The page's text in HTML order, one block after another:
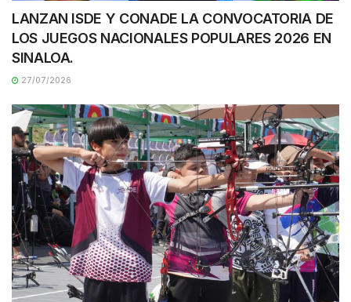
LANZAN ISDE Y CONADE LA CONVOCATORIA DE
LOS JUEGOS NACIONALES POPULARES 2026 EN
SINALOA.
27/07/2026